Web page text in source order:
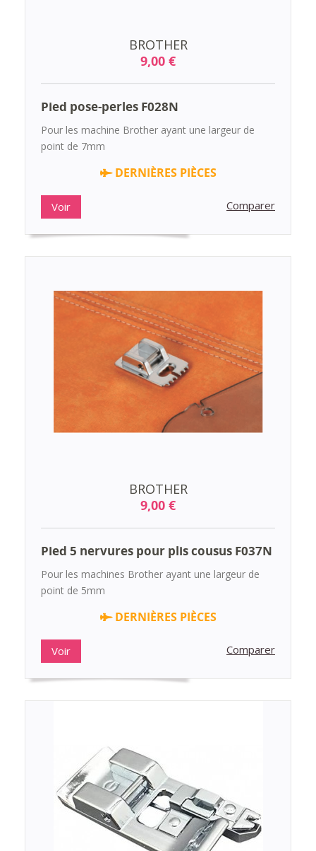
BROTHER
9,00 €
Pied pose-perles F028N
Pour les machine Brother ayant une largeur de
point de 7mm
DERNIÈRES PIÈCES
Voir Comparer
BROTHER
9,00 €
Pied 5 nervures pour plis cousus F037N
Pour les machines Brother ayant une largeur de
point de 5mm
DERNIÈRES PIÈCES
Voir Comparer